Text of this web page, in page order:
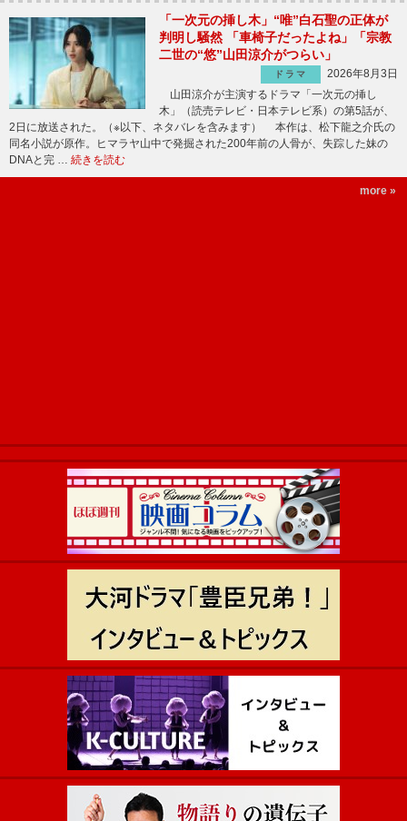
「一次元の挿し木」“唯”白石聖の正体が
判明し騒然 「車椅子だったよね」「宗教
二世の“悠”山田涼介がつらい」
ドラマ
2026年8月3日
山田涼介が主演するドラマ「一次元の挿し
木」（読売テレビ・日本テレビ系）の第5話が、
2日に放送された。（※以下、ネタバレを含みます） 本作は、松下龍之介氏の
同名小説が原作。ヒマラヤ山中で発掘された200年前の人骨が、失踪した妹の
DNAと完 … 続きを読む
more »